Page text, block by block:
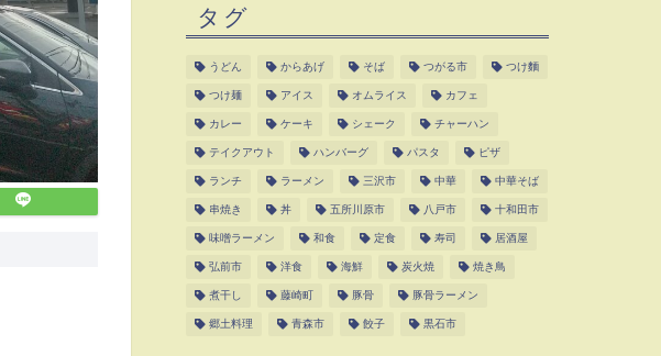
タグ
うどん からあげ そば つがる市 つけ麵
つけ麺 アイス オムライス カフェ
カレー ケーキ シェーク チャーハン
テイクアウト ハンバーグ パスタ ピザ
ランチ ラーメン 三沢市 中華 中華そば
串焼き 丼 五所川原市 八戸市 十和田市
味噌ラーメン 和食 定食 寿司 居酒屋
弘前市 洋食 海鮮 炭火焼 焼き鳥
煮干し 藤崎町 豚骨 豚骨ラーメン
郷土料理 青森市 餃子 黒石市